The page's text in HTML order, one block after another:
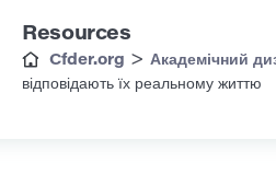
Resources
Cfder.org > Академічний
відповідають їх реальному життю